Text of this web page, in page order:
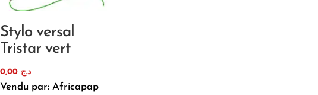
Stylo versal
Tristar vert
د.ج
Vendu par: Africapap